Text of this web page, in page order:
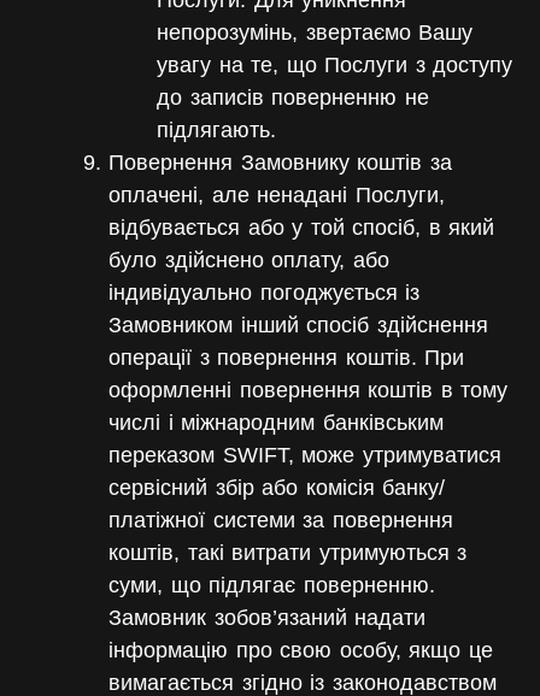
непорозумінь, звертаємо Вашу
увагу на те, що Послуги з доступу
до записів поверненню не
підлягають.
Повернення Замовнику коштів за
оплачені, але ненадані Послуги,
відбувається або у той спосіб, в який
було здійснено оплату, або
індивідуально погоджується із
Замовником інший спосіб здійснення
операції з повернення коштів. При
оформленні повернення коштів в тому
числі і міжнародним банківським
переказом SWIFT, може утримуватися
сервісний збір або комісія банку/
платіжної системи за повернення
коштів, такі витрати утримуються з
суми, що підлягає поверненню.
Замовник зобов’язаний надати
інформацію про свою особу, якщо це
вимагається згідно із законодавством